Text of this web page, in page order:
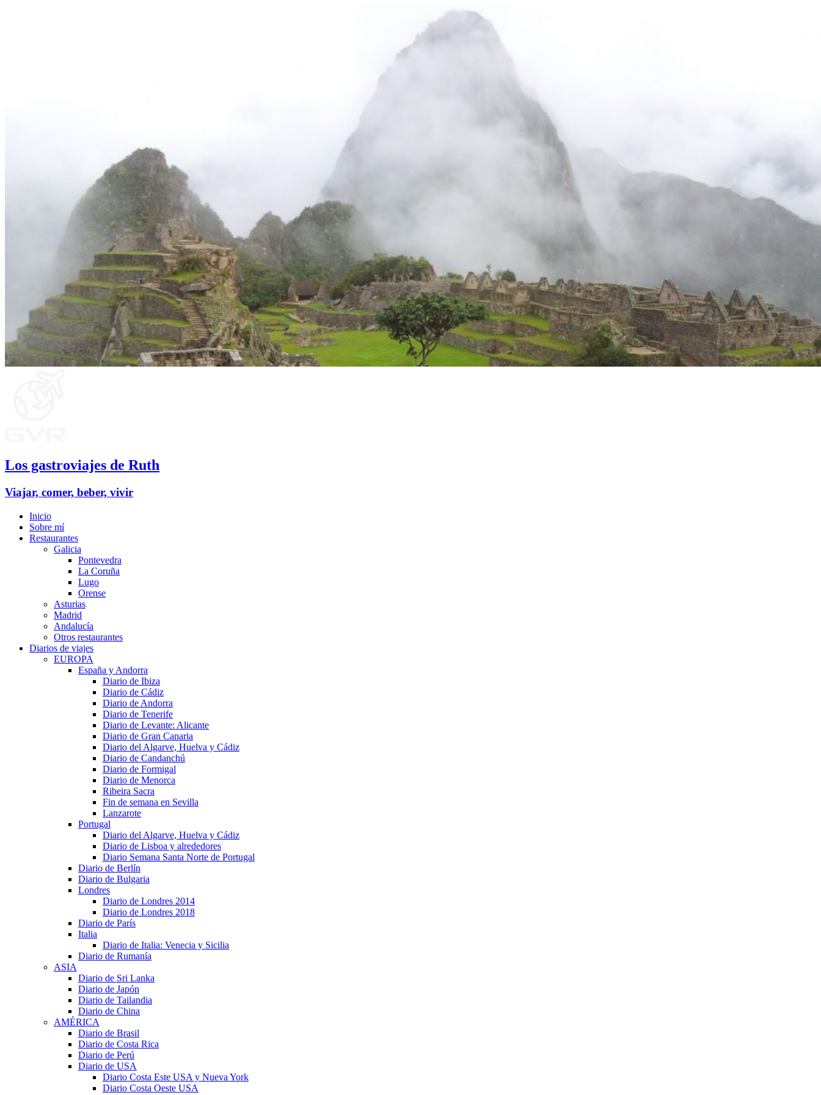
Los gastroviajes de Ruth
Viajar, comer, beber, vivir
Inicio
Sobre mí
Restaurantes
Galicia
Pontevedra
La Coruña
Lugo
Orense
Asturias
Madrid
Andalucía
Otros restaurantes
Diarios de viajes
EUROPA
España y Andorra
Diario de Ibiza
Diario de Cádiz
Diario de Andorra
Diario de Tenerife
Diario de Levante: Alicante
Diario de Gran Canaria
Diario del Algarve, Huelva y Cádiz
Diario de Candanchú
Diario de Formigal
Diario de Menorca
Ribeira Sacra
Fin de semana en Sevilla
Lanzarote
Portugal
Diario del Algarve, Huelva y Cádiz
Diario de Lisboa y alrededores
Diario Semana Santa Norte de Portugal
Diario de Berlín
Diario de Bulgaria
Londres
Diario de Londres 2014
Diario de Londres 2018
Diario de París
Italia
Diario de Italia: Venecia y Sicilia
Diario de Rumanía
ASIA
Diario de Sri Lanka
Diario de Japón
Diario de Tailandia
Diario de China
AMÉRICA
Diario de Brasil
Diario de Costa Rica
Diario de Perú
Diario de USA
Diario Costa Este USA y Nueva York
Diario Costa Oeste USA